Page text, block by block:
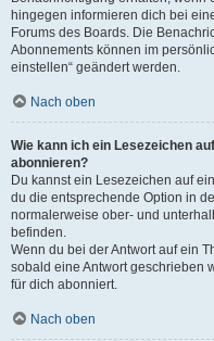
hingegen informieren dich bei
Forums des Boards. Die
Abonnements können im
einstellen“ geändert werden.
Nach oben
Wie kann ich ein Lesezeichen
abonnieren?
Du kannst ein Lesezeichen auf
du die entsprechende Option in
normalerweise ober- und
befinden.
Wenn du bei der Antwort auf ein
sobald eine Antwort geschrieben
für dich abonniert.
Nach oben